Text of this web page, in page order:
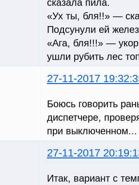
сказала пила.
«Ух ты, бля!!» —
Подсунули ей
«Ага, бля!!!» —
ушли рубить лес
27-11-2017
Боюсь говорить
диспетчере,
при
27-11-2017
Итак, вариант с